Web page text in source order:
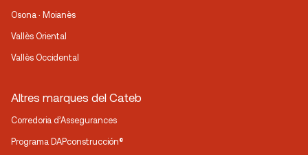
Osona · Moianès
Vallès Oriental
Vallès Occidental
Altres marques del Cateb
Corredoria d’Assegurances
Programa DAPconstrucción®